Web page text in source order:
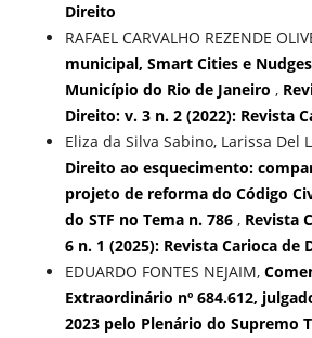
Direito
RAFAEL CARVALHO REZENDE
municipal, Smart Cities e
Município do Rio de Janeiro ,
Direito: v. 3 n. 2 (2022): Revista
Eliza da Silva Sabino, Larissa Del
Direito ao esquecimento:
projeto de reforma do Código
do STF no Tema n. 786 , Revista
6 n. 1 (2025): Revista Carioca de
EDUARDO FONTES NEJAIM,
Extraordinário nº 684.612,
2023 pelo Plenário do Supremo